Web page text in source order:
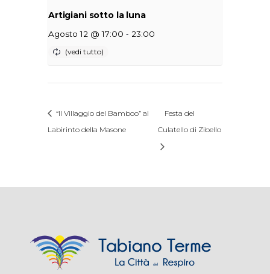
Artigiani sotto la luna
Agosto 12 @ 17:00 - 23:00
“Il Villaggio del Bamboo” al
Labirinto della Masone
Festa del
Culatello di Zibello